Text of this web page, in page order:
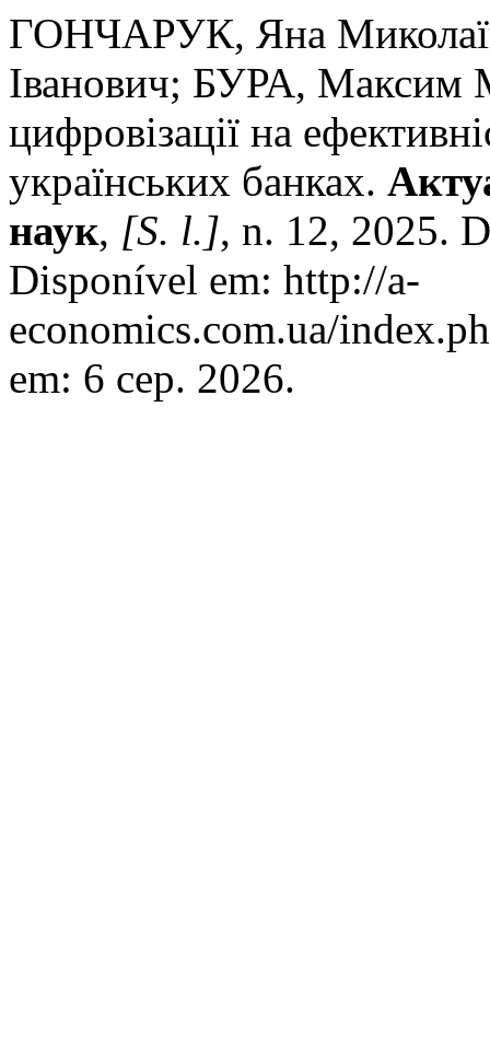
ГОНЧАРУК, Яна
Іванович; БУРА, Максим
цифровізації на
українських банках.
наук, [S. l.], n. 12, 2025.
Disponível em: http://a-
economics.com.ua/
em: 6 сер. 2026.